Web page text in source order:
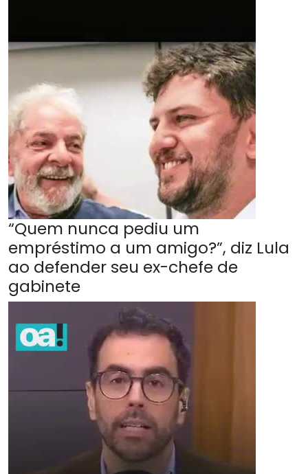
“Quem nunca pediu um
empréstimo a um amigo?”, diz Lula
ao defender seu ex-chefe de
gabinete